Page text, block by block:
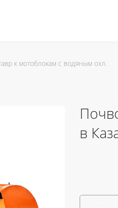
к мотоблокам с водяным охл.
в